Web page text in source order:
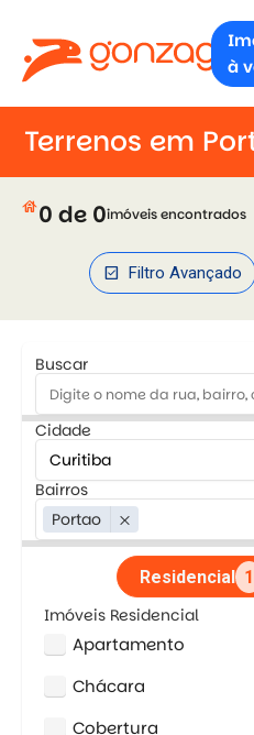
à
Terrenos em
house0 de 0imóveis encontrados
check_box Filtro Avançado
Buscar
Cidade
Bairros
Portao
close
Residencial 1
Imóveis Residencial
Apartamento
Chácara
Cobertura